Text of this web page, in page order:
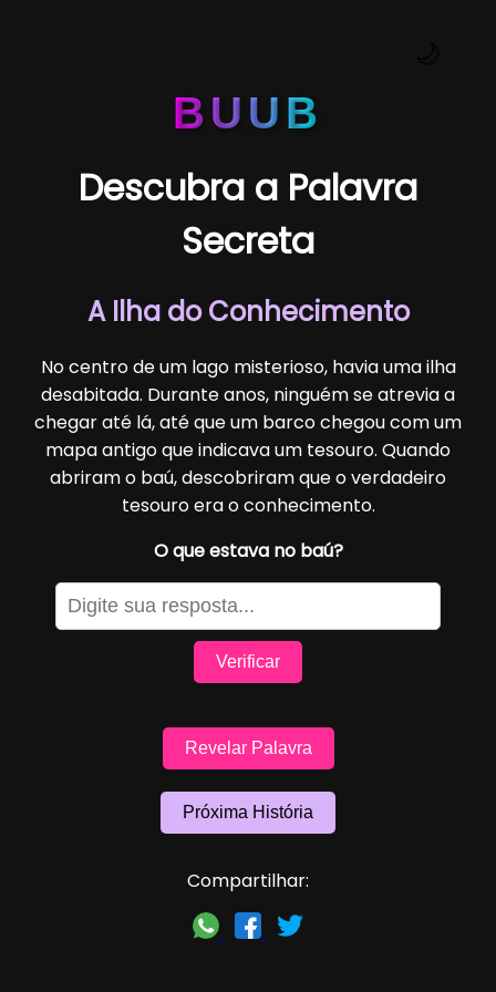
BUUB
Descubra a Palavra
Secreta
A Ilha do Conhecimento
No centro de um lago misterioso, havia uma ilha
desabitada. Durante anos, ninguém se atrevia a
chegar até lá, até que um barco chegou com um
mapa antigo que indicava um tesouro. Quando
abriram o baú, descobriram que o verdadeiro
tesouro era o conhecimento.
O que estava no baú?
Verificar
Revelar Palavra
Próxima História
Compartilhar: